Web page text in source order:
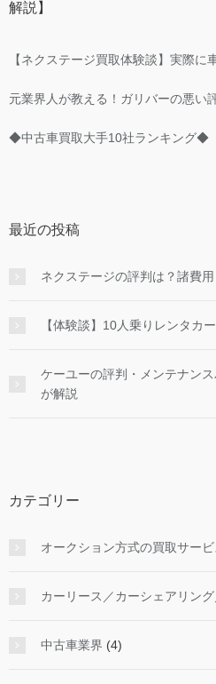
解説】
【ネクステージ買取体験談】実際に
元業界人が教える！ガリバーの悪い
◆中古車買取大手10社ランキング◆
最近の投稿
ネクステージの評判は？諸費
【体験談】10人乗りレンタカ
ケーユーの評判・メンテナン
が解説
カテゴリー
オークション方式の買取サービ
カーリース／カーシェアリン
中古車業界 (4)